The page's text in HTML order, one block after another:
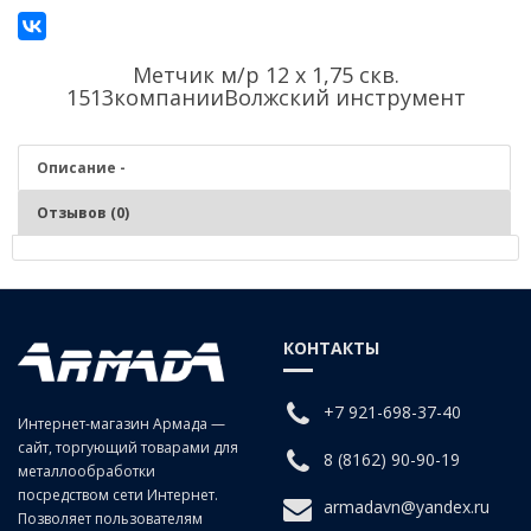
Метчик м/р 12 х 1,75 скв.
1513компанииВолжский инструмент
Описание -
Отзывов (0)
Нарезание и калибрование метрической внутренней резьбы в
заготовках изделиях из чугунов, сталей средней и низкой
твердости, цветных сплавов.
Интернет-магазин Армада —
сайт, торгующий товарами для
металлообработки
посредством сети Интернет.
Позволяет пользователям
КОНТАКТЫ
+7 921-698-37-40
8 (8162) 90-90-19
armadavn@yandex.ru